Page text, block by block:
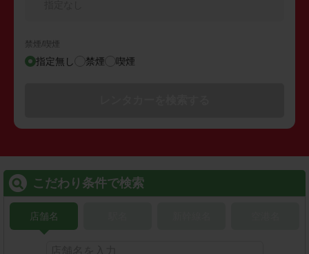
禁煙/喫煙
指定無し 禁煙 喫煙
こだわり条件で検索
店舗名